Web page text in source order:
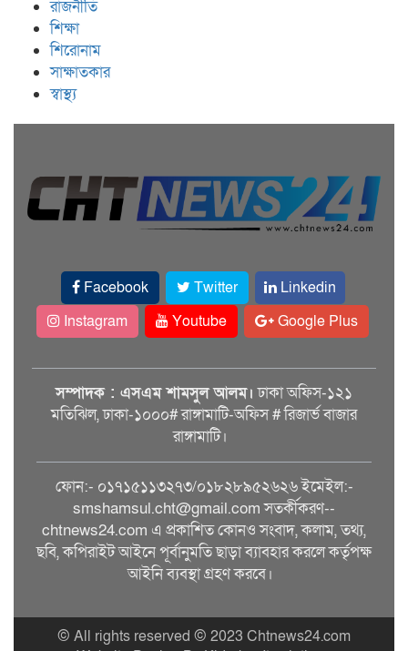
রাজনীতি
শিক্ষা
শিরোনাম
সাক্ষাতকার
স্বাস্থ্য
Facebook Twitter
Linkedin
Instagram
Youtube Google Plus
সম্পাদক : এসএম শামসুল আলম। ঢাকা অফিস-১২১
মতিঝিল, ঢাকা-১০০০# রাঙ্গামাটি-অফিস # রিজার্ভ বাজার
রাঙ্গামাটি।
ফোন:- ০১৭১৫১১৩২৭৩/০১৮২৮৯৫২৬২৬ ইমেইল:-
smshamsul.cht@gmail.com সতর্কীকরণ--
chtnews24.com এ প্রকাশিত কোনও সংবাদ, কলাম, তথ্য,
ছবি, কপিরাইট আইনে পূর্বানুমতি ছাড়া ব্যাবহার করলে কর্তৃপক্ষ
আইনি ব্যবস্থা গ্রহণ করবে।
© All rights reserved © 2023 Chtnews24.com